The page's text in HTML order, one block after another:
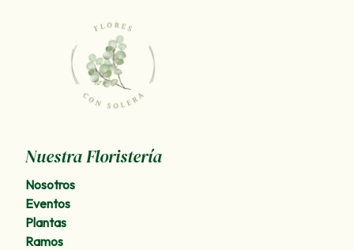
Nuestra Floristería
Nosotros
Eventos
Plantas
Ramos